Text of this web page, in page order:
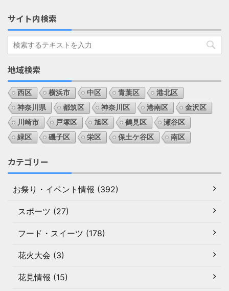
サイト内検索
地域検索
西区 横浜市 中区 青葉区
港北区
神奈川県
都筑区 神奈川区 港南区
金沢区
川崎市
戸塚区 旭区 鶴見区
瀬谷区
緑区
磯子区 栄区 保土ケ谷区 南区
カテゴリー
お祭り・イベント情報 (392)
スポーツ (27)
フード・スイーツ (178)
花火大会 (3)
花見情報 (15)